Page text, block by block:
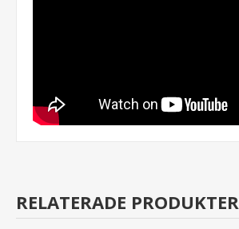
RELATERADE PRODUKTER